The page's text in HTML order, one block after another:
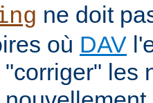
ne doit
où DAV
les